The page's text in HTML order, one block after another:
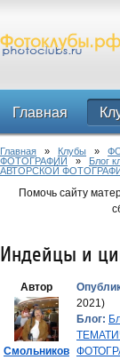
Главная
Форум
Главная » Клубы »
ФОТОГРАФИИ » Блог
АВТОРСКОЙ
Помочь сайту
Индейцы и
Автор
Смольников
2021)
Блог: